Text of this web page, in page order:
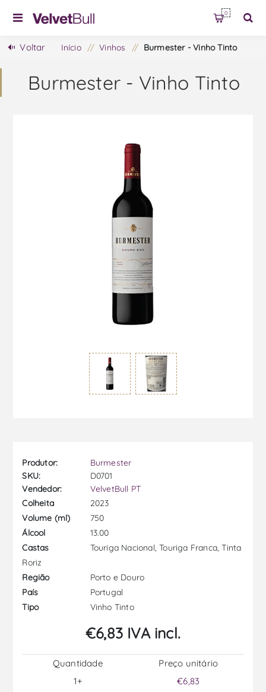
0
Voltar Início / Vinhos / Burmester - Vinho Tinto
Burmester - Vinho Tinto
Produtor:
Burmester
SKU:
D0701
Vendedor:
VelvetBull PT
Colheita
2023
Volume (ml)
750
Álcool
13.00
Castas
Touriga Nacional, Touriga Franca, Tinta
Roriz
Região
Porto e Douro
País
Portugal
Tipo
Vinho Tinto
€6,83 IVA incl.
Quantidade
1+
Preço unitário
€6,83